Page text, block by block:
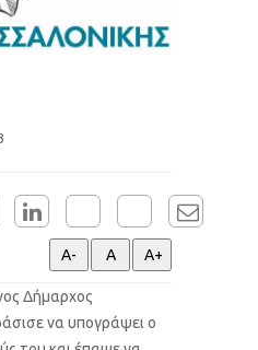
Δήμαρχος
να υπογράψει ο